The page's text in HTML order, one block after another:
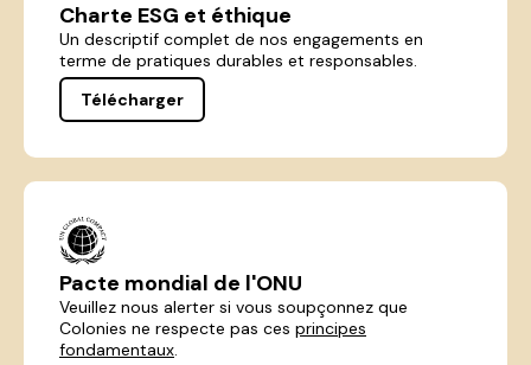
Charte ESG et éthique
Un descriptif complet de nos engagements en
terme de pratiques durables et responsables.
Télécharger
Pacte mondial de l'ONU
Veuillez nous alerter si vous soupçonnez que
Colonies ne respecte pas ces principes
fondamentaux.